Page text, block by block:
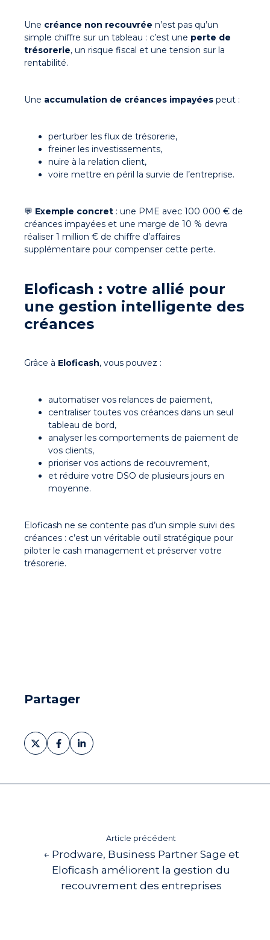
Une créance non recouvrée n’est pas qu’un
simple chiffre sur un tableau : c’est une perte de
trésorerie, un risque fiscal et une tension sur la
rentabilité.
Une accumulation de créances impayées peut :
perturber les flux de trésorerie,
freiner les investissements,
nuire à la relation client,
voire mettre en péril la survie de l’entreprise.
💬 Exemple concret : une PME avec 100 000 € de
créances impayées et une marge de 10 % devra
réaliser 1 million € de chiffre d’affaires
supplémentaire pour compenser cette perte.
Eloficash : votre allié pour
une gestion intelligente des
créances
Grâce à Eloficash, vous pouvez :
automatiser vos relances de paiement,
centraliser toutes vos créances dans un seul
tableau de bord,
analyser les comportements de paiement de
vos clients,
prioriser vos actions de recouvrement,
et réduire votre DSO de plusieurs jours en
moyenne.
Eloficash ne se contente pas d’un simple suivi des
créances : c’est un véritable outil stratégique pour
piloter le cash management et préserver votre
trésorerie.
Partager
Partager
sur
Partager
sur
Partager
sur
Article précédent
← Prodware, Business Partner Sage et
Eloficash améliorent la gestion du
recouvrement des entreprises